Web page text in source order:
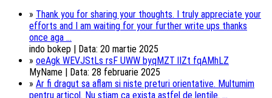
» Thank you for sharing your thoughts. I truly appreciate your
efforts and I am waiting for your further write ups thanks
once aga ...
indo bokep | Data: 20 martie 2025
» oeAgk WEVJStLs rsF UWW byqMZT lIZt fqAMhLZ
MyName | Data: 28 februarie 2025
» Ar fi dragut sa aflam si niste preturi orientative. Multumim
pentru articol. Nu stiam ca exista astfel de lentile. ...